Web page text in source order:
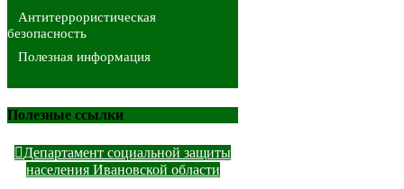
Антитеррористическая
безопасность
Полезная информация
Полезные ссылки
Департамент социальной защиты
населения Ивановской области